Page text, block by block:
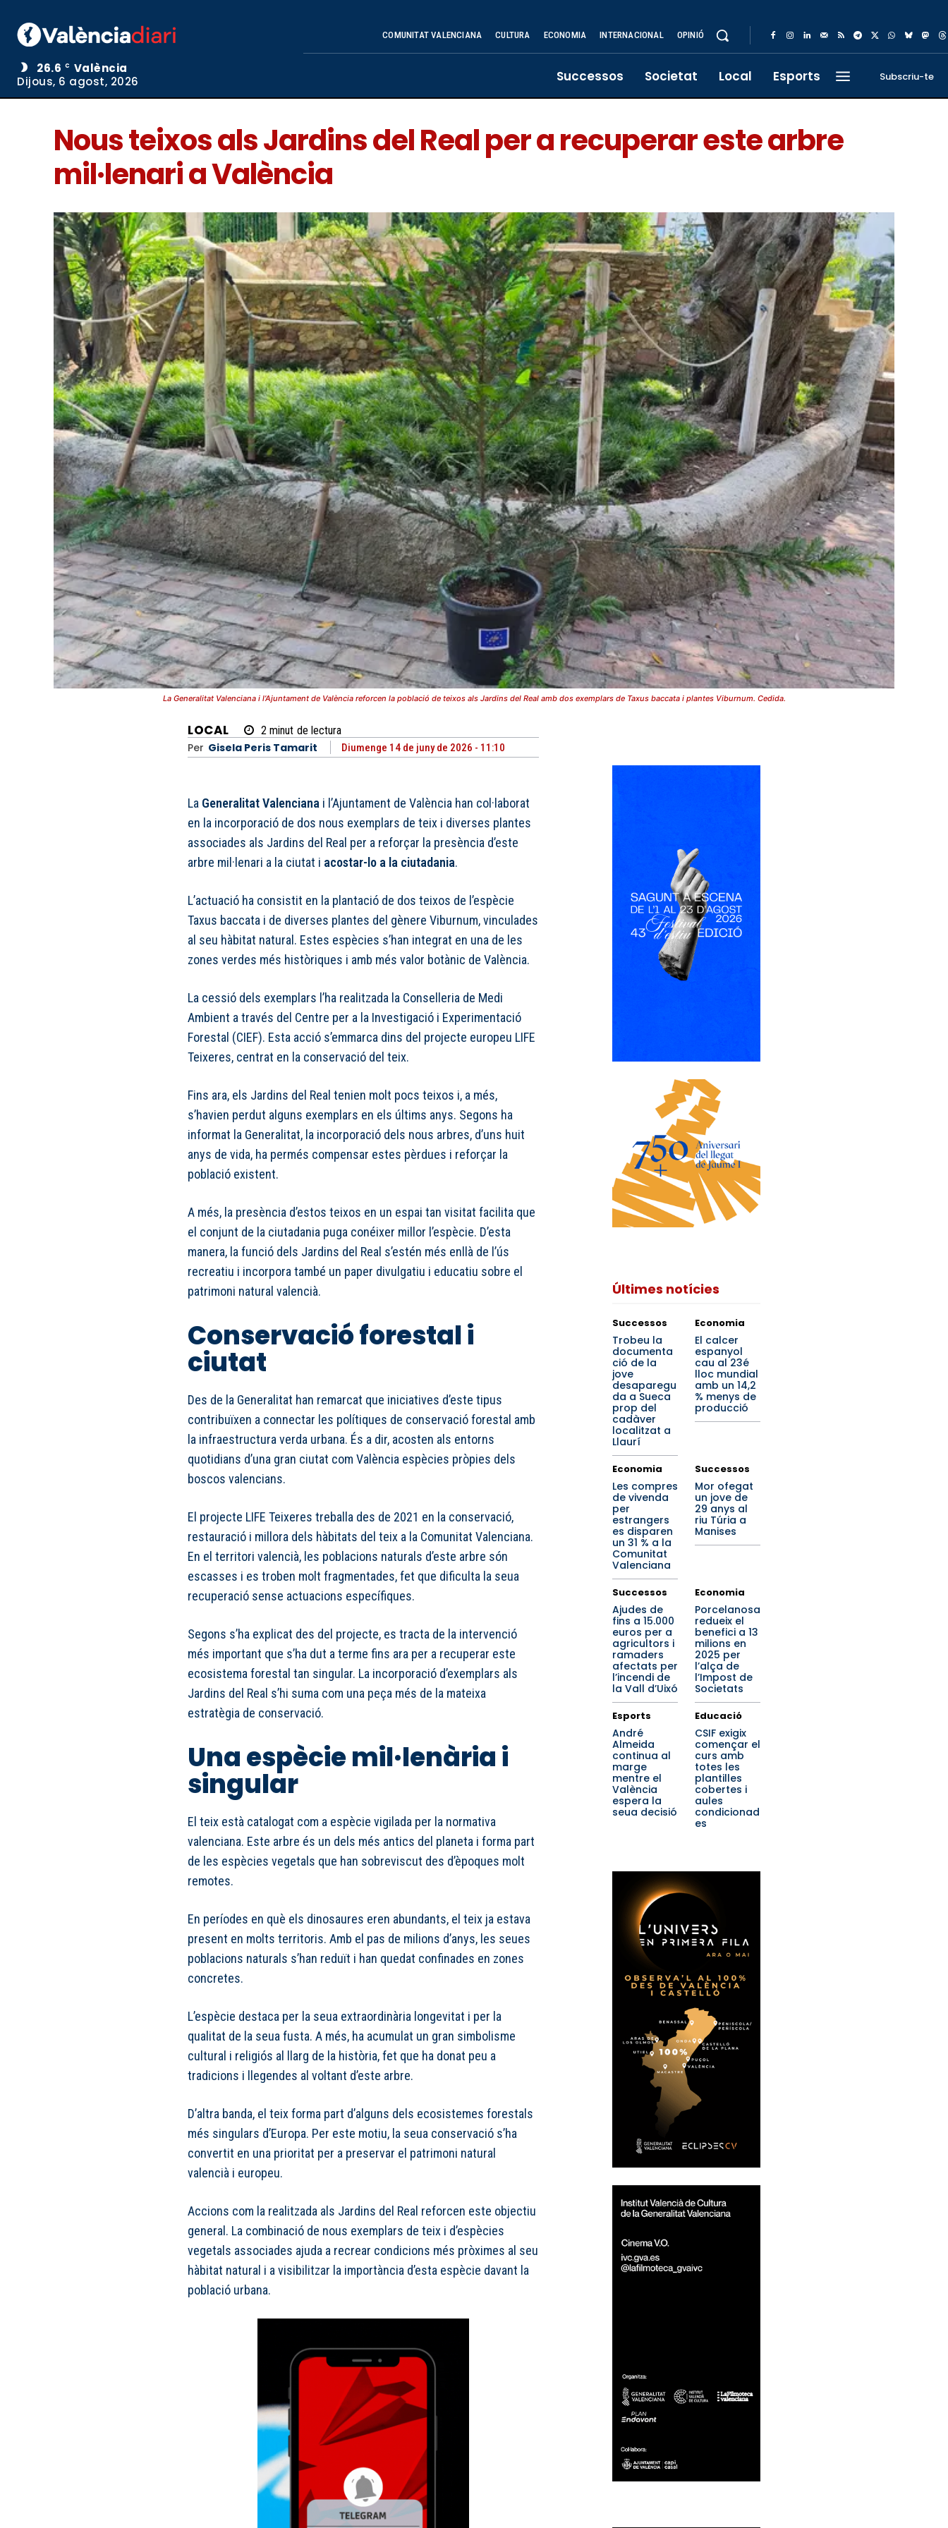
26.6 C
València
Dijous, 6 agost, 2026
COMUNITAT VALENCIANA CULTURA ECONOMIA INTERNACIONAL OPINIÓ
Successos Societat Local Esports Subscriu-te
Nous teixos als Jardins del Real per a recuperar este arbre
mil·lenari a València
La Generalitat Valenciana i l’Ajuntament de València reforcen la població de teixos als Jardins del Real amb dos exemplars de Taxus baccata i plantes Viburnum. Cedida.
LOCAL 2minut de lectura
Per Gisela Peris Tamarit Diumenge 14 de juny de 2026 - 11:10
La Generalitat Valenciana i l’Ajuntament de València han col·laborat
en la incorporació de dos nous exemplars de teix i diverses plantes
associades als Jardins del Real per a reforçar la presència d’este
arbre mil·lenari a la ciutat i acostar-lo a la ciutadania.
L’actuació ha consistit en la plantació de dos teixos de l’espècie
Taxus baccata i de diverses plantes del gènere Viburnum, vinculades
al seu hàbitat natural. Estes espècies s’han integrat en una de les
zones verdes més històriques i amb més valor botànic de València.
La cessió dels exemplars l’ha realitzada la Conselleria de Medi
Ambient a través del Centre per a la Investigació i Experimentació
Forestal (CIEF). Esta acció s’emmarca dins del projecte europeu LIFE
Teixeres, centrat en la conservació del teix.
Fins ara, els Jardins del Real tenien molt pocs teixos i, a més,
s’havien perdut alguns exemplars en els últims anys. Segons ha
informat la Generalitat, la incorporació dels nous arbres, d’uns huit
anys de vida, ha permés compensar estes pèrdues i reforçar la
població existent.
A més, la presència d’estos teixos en un espai tan visitat facilita que
el conjunt de la ciutadania puga conéixer millor l’espècie. D’esta
manera, la funció dels Jardins del Real s’estén més enllà de l’ús
recreatiu i incorpora també un paper divulgatiu i educatiu sobre el
patrimoni natural valencià.
Conservació forestal i
ciutat
Des de la Generalitat han remarcat que iniciatives d’este tipus
contribuïxen a connectar les polítiques de conservació forestal amb
la infraestructura verda urbana. És a dir, acosten als entorns
quotidians d’una gran ciutat com València espècies pròpies dels
boscos valencians.
El projecte LIFE Teixeres treballa des de 2021 en la conservació,
restauració i millora dels hàbitats del teix a la Comunitat Valenciana.
En el territori valencià, les poblacions naturals d’este arbre són
escasses i es troben molt fragmentades, fet que dificulta la seua
recuperació sense actuacions específiques.
Segons s’ha explicat des del projecte, es tracta de la intervenció
més important que s’ha dut a terme fins ara per a recuperar este
ecosistema forestal tan singular. La incorporació d’exemplars als
Jardins del Real s’hi suma com una peça més de la mateixa
estratègia de conservació.
Una espècie mil·lenària i
singular
El teix està catalogat com a espècie vigilada per la normativa
valenciana. Este arbre és un dels més antics del planeta i forma part
de les espècies vegetals que han sobreviscut des d’èpoques molt
remotes.
En períodes en què els dinosaures eren abundants, el teix ja estava
present en molts territoris. Amb el pas de milions d’anys, les seues
poblacions naturals s’han reduït i han quedat confinades en zones
concretes.
L’espècie destaca per la seua extraordinària longevitat i per la
qualitat de la seua fusta. A més, ha acumulat un gran simbolisme
cultural i religiós al llarg de la història, fet que ha donat peu a
tradicions i llegendes al voltant d’este arbre.
D’altra banda, el teix forma part d’alguns dels ecosistemes forestals
més singulars d’Europa. Per este motiu, la seua conservació s’ha
convertit en una prioritat per a preservar el patrimoni natural
valencià i europeu.
Accions com la realitzada als Jardins del Real reforcen este objectiu
general. La combinació de nous exemplars de teix i d’espècies
vegetals associades ajuda a recrear condicions més pròximes al seu
hàbitat natural i a visibilitzar la importància d’esta espècie davant la
població urbana.
Últimes notícies
Successos
Trobeu la
documenta
ció de la
jove
desaparegu
da a Sueca
prop del
cadàver
localitzat a
Llaurí
Economia
El calcer
espanyol
cau al 23é
lloc mundial
amb un 14,2
% menys de
producció
Economia
Les compres
de vivenda
per
estrangers
es disparen
un 31 % a la
Comunitat
Valenciana
Successos
Mor ofegat
un jove de
29 anys al
riu Túria a
Manises
Successos
Ajudes de
fins a 15.000
euros per a
agricultors i
ramaders
afectats per
l’incendi de
la Vall d’Uixó
Economia
Porcelanosa
redueix el
benefici a 13
milions en
2025 per
l’alça de
l’Impost de
Societats
Esports
André
Almeida
continua al
marge
mentre el
València
espera la
seua decisió
Educació
CSIF exigix
començar el
curs amb
totes les
plantilles
cobertes i
aules
condicionad
es